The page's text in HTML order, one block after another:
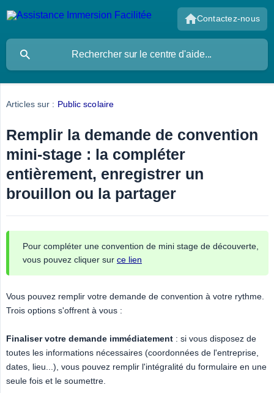
Contactez-nous
Articles sur : Public scolaire
Remplir la demande de convention
mini-stage : la compléter
entièrement, enregistrer un
brouillon ou la partager
Pour compléter une convention de mini stage de découverte,
vous pouvez cliquer sur ce lien
Vous pouvez remplir votre demande de convention à votre rythme.
Trois options s'offrent à vous :
Finaliser votre demande immédiatement : si vous disposez de
toutes les informations nécessaires (coordonnées de l'entreprise,
dates, lieu...), vous pouvez remplir l'intégralité du formulaire en une
seule fois et le soumettre.